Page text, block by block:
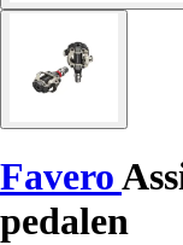
Favero
pedalen